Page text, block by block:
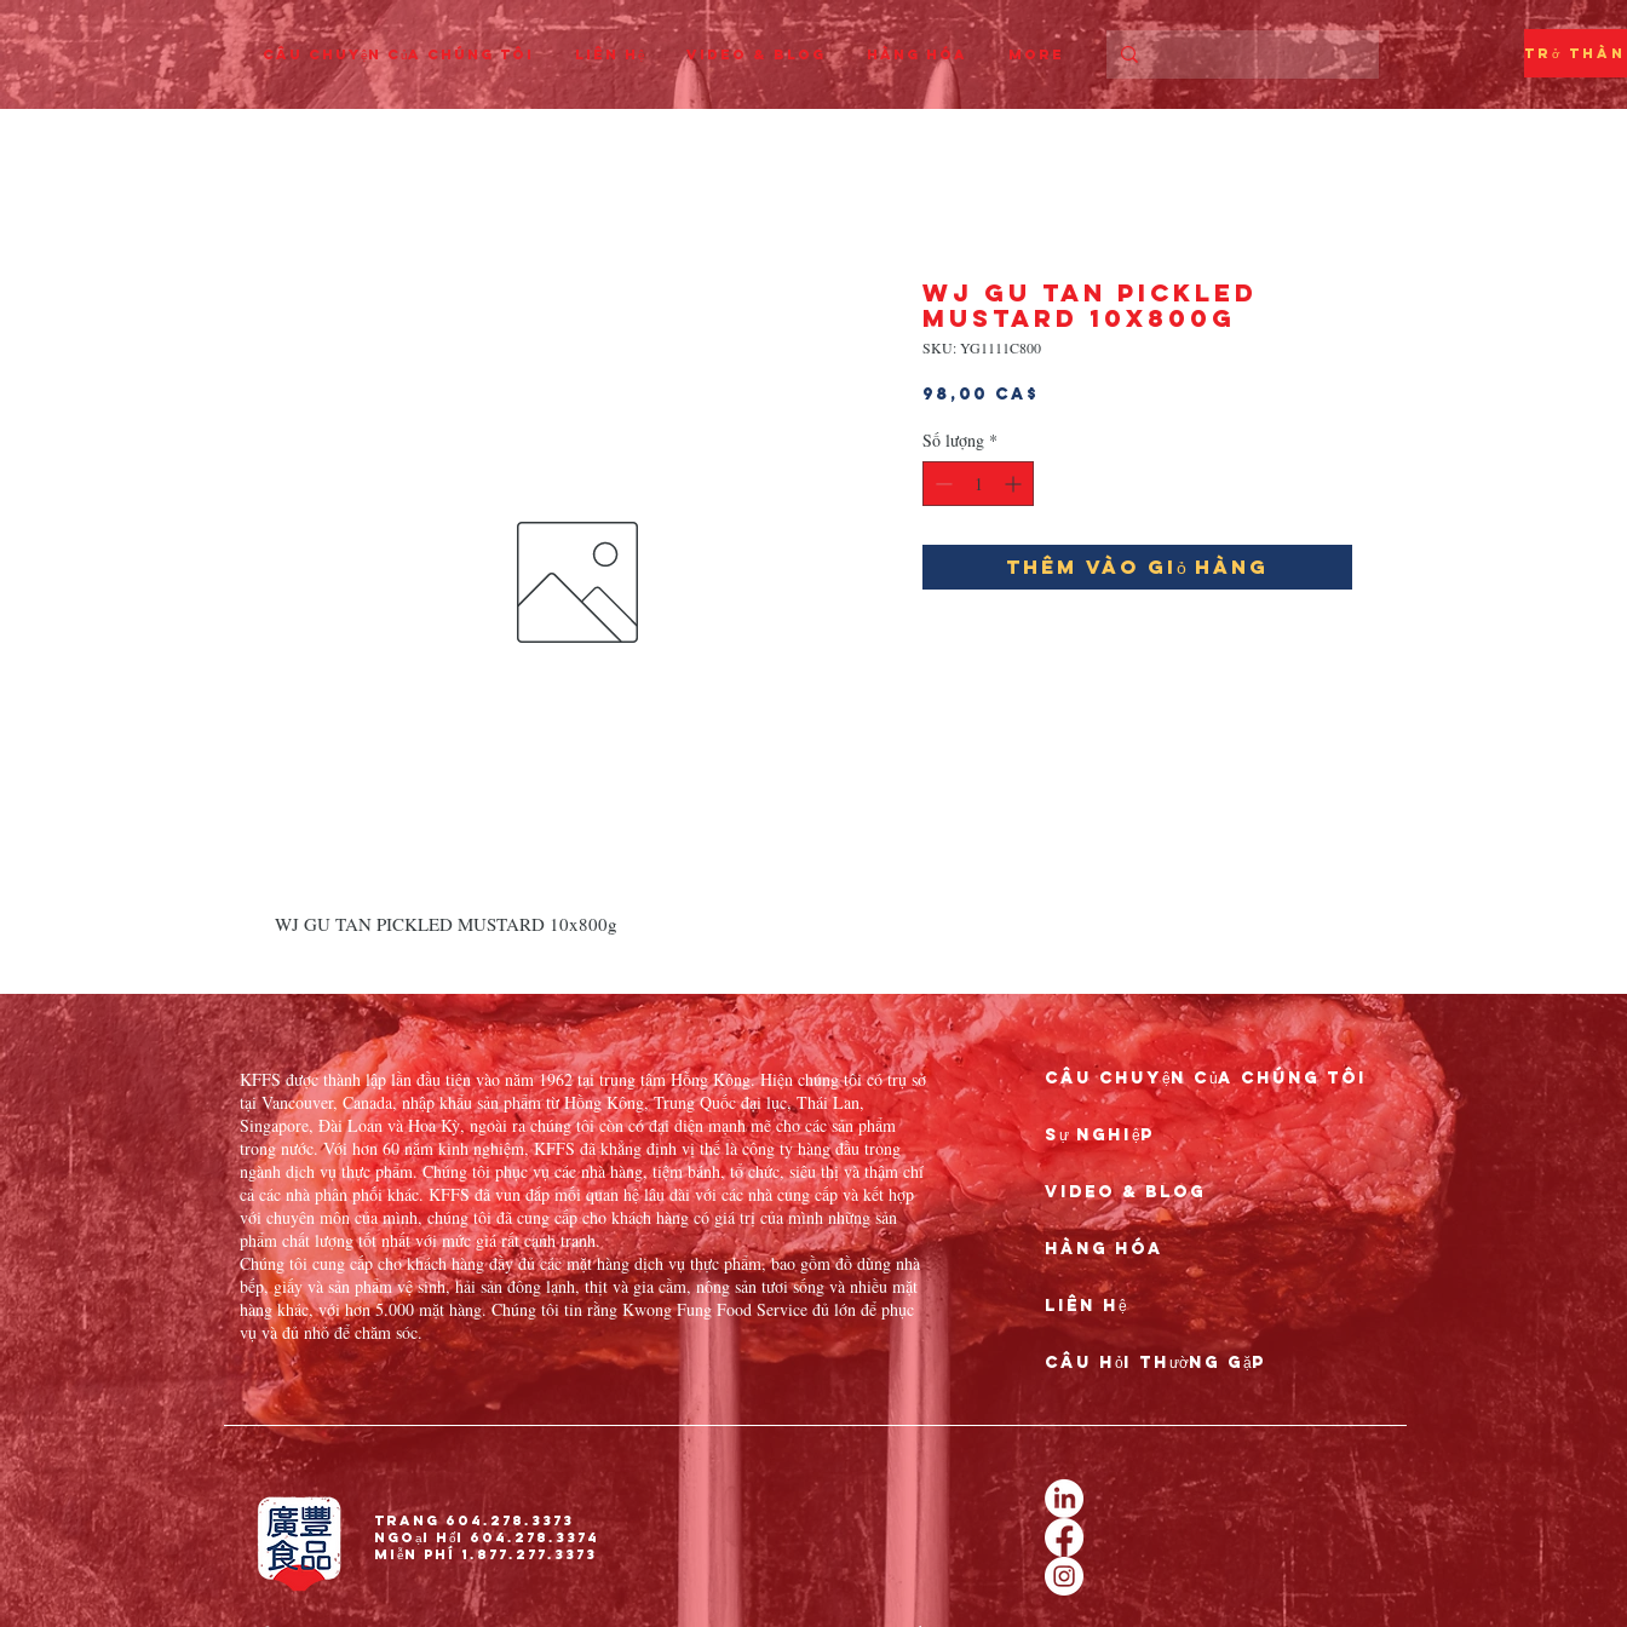
Câu chuyện của chúng tôi Liên hệ Video & Blog Hàng hóa More
WJ GU TAN PICKLED MUSTARD 10x800g
WJ GU TAN PICKLED
MUSTARD 10x800g
SKU: YG1111C800
98,00 CA$
Số lượng *
Thêm vào giỏ hàng
KFFS được thành lập lần đầu tiên vào năm 1962 tại trung tâm Hồng Kông. Hiện chúng tôi có trụ sở
tại Vancouver, Canada, nhập khẩu sản phẩm từ Hồng Kông, Trung Quốc đại lục, Thái Lan,
Singapore, Đài Loan và Hoa Kỳ, ngoài ra chúng tôi còn có đại diện mạnh mẽ cho các sản phẩm
trong nước. Với hơn 60 năm kinh nghiệm, KFFS đã khẳng định vị thế là công ty hàng đầu trong
ngành dịch vụ thực phẩm. Chúng tôi phục vụ các nhà hàng, tiệm bánh, tổ chức, siêu thị và thậm chí
cả các nhà phân phối khác. KFFS đã vun đắp mối quan hệ lâu dài với các nhà cung cấp và kết hợp
với chuyên môn của mình, chúng tôi đã cung cấp cho khách hàng có giá trị của mình những sản
phẩm chất lượng tốt nhất với mức giá rất cạnh tranh.
Chúng tôi cung cấp cho khách hàng đầy đủ các mặt hàng dịch vụ thực phẩm, bao gồm đồ dùng nhà
bếp, giấy và sản phẩm vệ sinh, hải sản đông lạnh, thịt và gia cầm, nông sản tươi sống và nhiều mặt
hàng khác, với hơn 5.000 mặt hàng. Chúng tôi tin rằng Kwong Fung Food Service đủ lớn để phục
vụ và đủ nhỏ để chăm sóc.
Câu chuyện của chúng tôi
Sự nghiệp
Video & Blog
Hàng hóa
Liên hệ
Câu hỏi thường gặp
Trang 604.278.3373
Ngoại hối 604.278.3374
Miễn phí 1.877.277.3373